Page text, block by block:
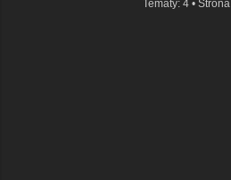
Tematy: 4 • Strona